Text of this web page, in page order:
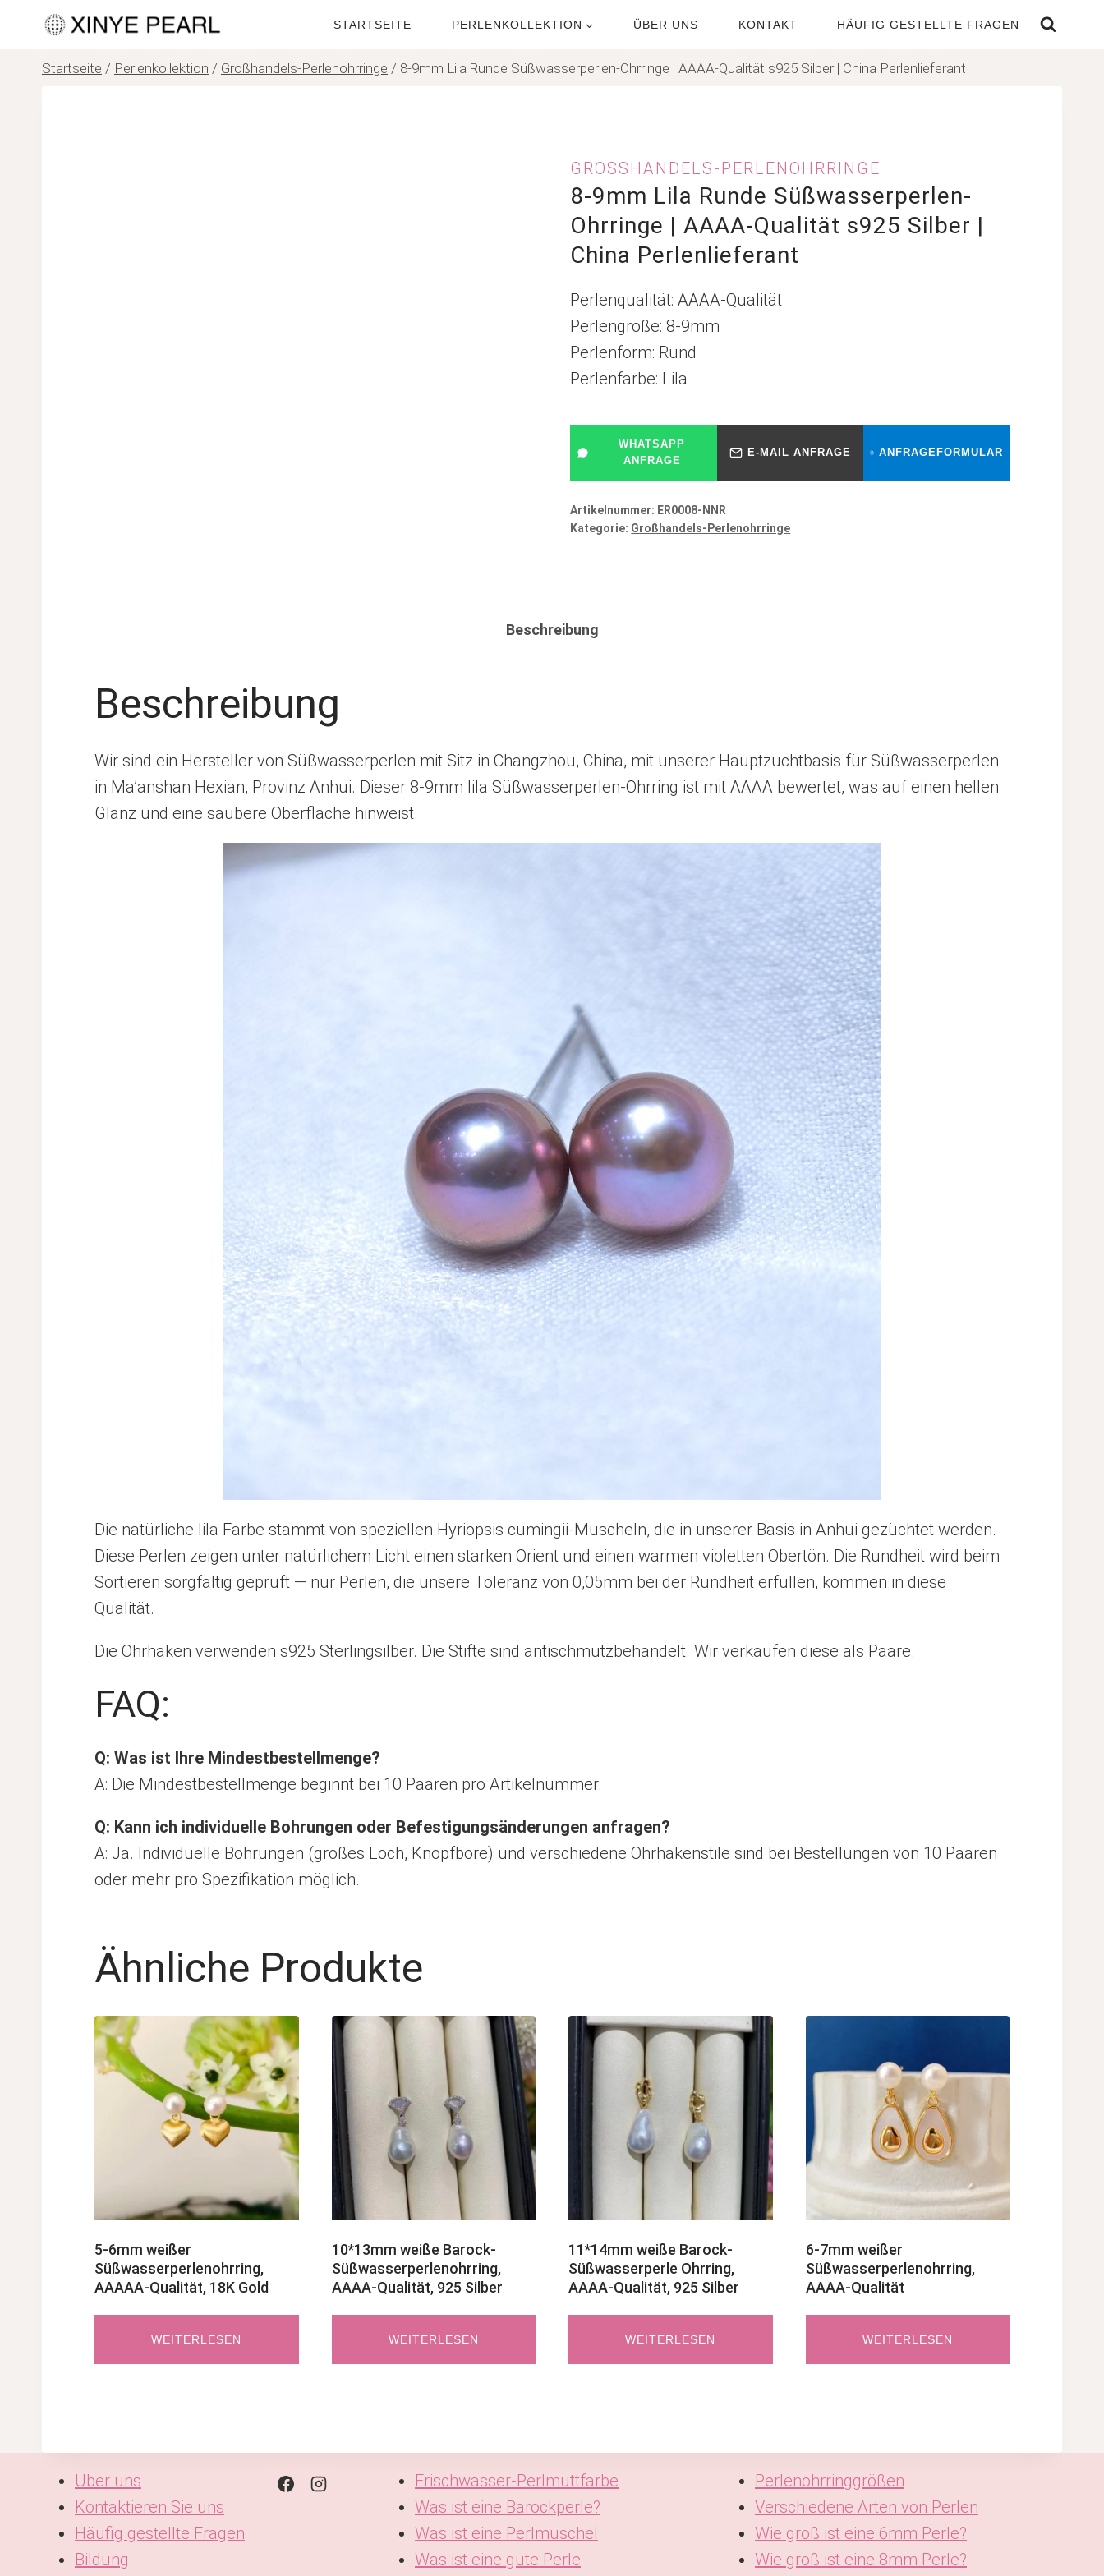
springen
STARTSEITE PERLENKOLLEKTION ÜBER UNS KONTAKT HÄUFIG GESTELLTE FRAGEN
Startseite / Perlenkollektion / Großhandels-Perlenohrringe / 8-9mm Lila Runde Süßwasserperlen-Ohrringe | AAAA-Qualität s925 Silber | China Perlenlieferant
GROSSHANDELS-PERLENOHRRINGE
8-9mm Lila Runde Süßwasserperlen-
Ohrringe | AAAA-Qualität s925 Silber |
China Perlenlieferant
Perlenqualität: AAAA-Qualität
Perlengröße: 8-9mm
Perlenform: Rund
Perlenfarbe: Lila
WHATSAPP
ANFRAGE
E-MAIL ANFRAGE ANFRAGEFORMULAR
Artikelnummer: ER0008-NNR
Kategorie: Großhandels-Perlenohrringe
Beschreibung
Beschreibung
Wir sind ein Hersteller von Süßwasserperlen mit Sitz in Changzhou, China, mit unserer Hauptzuchtbasis für Süßwasserperlen
in Ma’anshan Hexian, Provinz Anhui. Dieser 8-9mm lila Süßwasserperlen-Ohrring ist mit AAAA bewertet, was auf einen hellen
Glanz und eine saubere Oberfläche hinweist.
Die natürliche lila Farbe stammt von speziellen Hyriopsis cumingii-Muscheln, die in unserer Basis in Anhui gezüchtet werden.
Diese Perlen zeigen unter natürlichem Licht einen starken Orient und einen warmen violetten Obertön. Die Rundheit wird beim
Sortieren sorgfältig geprüft — nur Perlen, die unsere Toleranz von 0,05mm bei der Rundheit erfüllen, kommen in diese
Qualität.
Die Ohrhaken verwenden s925 Sterlingsilber. Die Stifte sind antischmutzbehandelt. Wir verkaufen diese als Paare.
FAQ:
Q: Was ist Ihre Mindestbestellmenge?
A: Die Mindestbestellmenge beginnt bei 10 Paaren pro Artikelnummer.
Q: Kann ich individuelle Bohrungen oder Befestigungsänderungen anfragen?
A: Ja. Individuelle Bohrungen (großes Loch, Knopfbore) und verschiedene Ohrhakenstile sind bei Bestellungen von 10 Paaren
oder mehr pro Spezifikation möglich.
Ähnliche Produkte
5-6mm weißer
Süßwasserperlenohrring,
AAAAA-Qualität, 18K Gold
WEITERLESEN
10*13mm weiße Barock-
Süßwasserperlenohrring,
AAAA-Qualität, 925 Silber
WEITERLESEN
11*14mm weiße Barock-
Süßwasserperle Ohrring,
AAAA-Qualität, 925 Silber
WEITERLESEN
6-7mm weißer
Süßwasserperlenohrring,
AAAA-Qualität
WEITERLESEN
Über uns
Kontaktieren Sie uns
Häufig gestellte Fragen
Bildung
Frischwasser-Perlmuttfarbe
Was ist eine Barockperle?
Was ist eine Perlmuschel
Was ist eine gute Perle
Perlenohrringgrößen
Verschiedene Arten von Perlen
Wie groß ist eine 6mm Perle?
Wie groß ist eine 8mm Perle?